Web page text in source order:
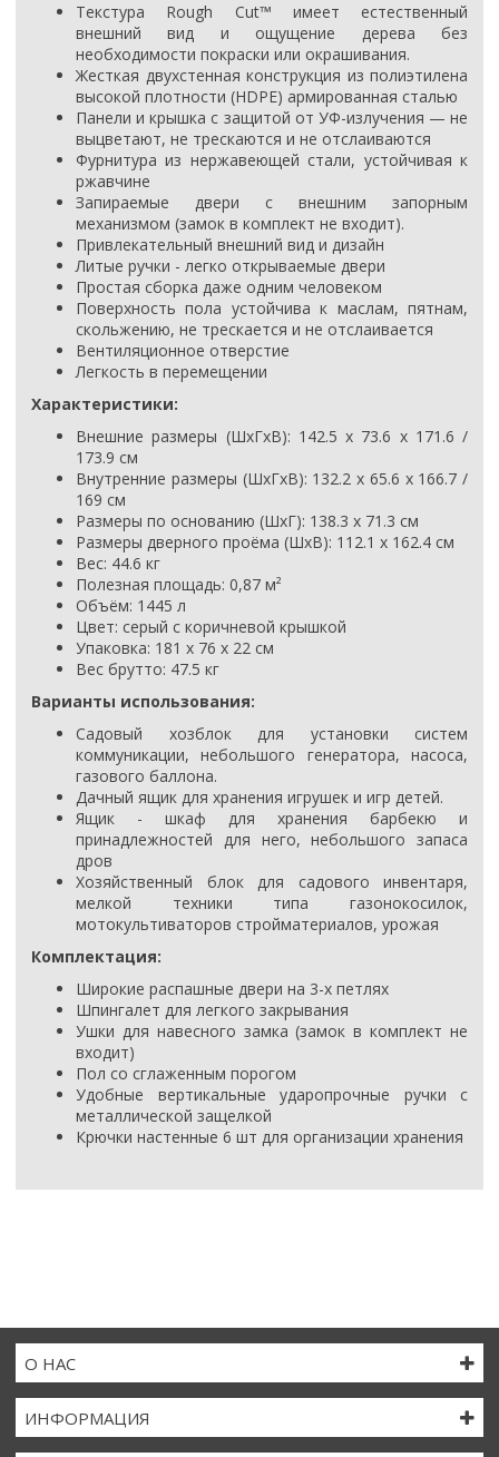
Текстура Rough Cut™ имеет естественный
внешний вид и ощущение дерева без
необходимости покраски или окрашивания.
Жесткая двухстенная конструкция из полиэтилена
высокой плотности (HDPE) армированная сталью
Панели и крышка с защитой от УФ-излучения — не
выцветают, не трескаются и не отслаиваются
Фурнитура из нержавеющей стали, устойчивая к
ржавчине
Запираемые двери с внешним запорным
механизмом (замок в комплект не входит).
Привлекательный внешний вид и дизайн
Литые ручки - легко открываемые двери
Простая сборка даже одним человеком
Поверхность пола устойчива к маслам, пятнам,
скольжению, не трескается и не отслаивается
Вентиляционное отверстие
Легкость в перемещении
Характеристики:
Внешние размеры (ШхГxВ): 142.5 х 73.6 х 171.6 /
173.9 см
Внутренние размеры (ШхГхВ): 132.2 х 65.6 х 166.7 /
169 см
Размеры по основанию (ШхГ): 138.3 x 71.3 см
Размеры дверного проёма (ШхВ): 112.1 х 162.4 см
Вес: 44.6 кг
Полезная площадь: 0,87 м²
Объём: 1445 л
Цвет: серый с коричневой крышкой
Упаковка: 181 х 76 х 22 см
Вес брутто: 47.5 кг
Варианты использования:
Садовый хозблок для установки систем
коммуникации, небольшого генератора, насоса,
газового баллона.
Дачный ящик для хранения игрушек и игр детей.
Ящик - шкаф для хранения барбекю и
принадлежностей для него, небольшого запаса
дров
Хозяйственный блок для садового инвентаря,
мелкой техники типа газонокосилок,
мотокультиваторов стройматериалов, урожая
Комплектация:
Широкие распашные двери на 3-х петлях
Шпингалет для легкого закрывания
Ушки для навесного замка (замок в комплект не
входит)
Пол со сглаженным порогом
Удобные вертикальные ударопрочные ручки с
металлической защелкой
Крючки настенные 6 шт для организации хранения
О НАС
ИНФОРМАЦИЯ